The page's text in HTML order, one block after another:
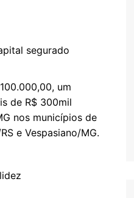
segurado
um
de R$ 300mil
nos municípios de
e Vespasiano/MG.